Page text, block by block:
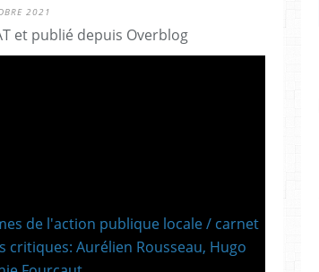
2021
et publié depuis Overblog